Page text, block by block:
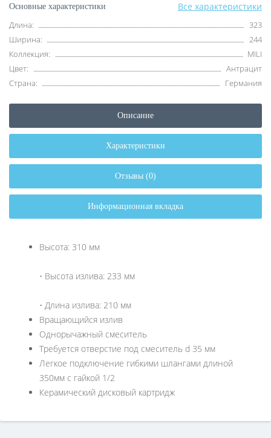
Основные характеристики Все характеристики
Длина:
323
Ширина:
244
Коллекция:
MILI
Цвет:
Антрацит
Страна:
Германия
Описание
Характеристики
Отзывы (0)
Информационная вкладка
Высота: 310 мм
• Высота излива: 233 мм
• Длина излива: 210 мм
Вращающийся излив
Однорычажный смеситель
Требуется отверстие под смеситель d 35 мм
Легкое подключение гибкими шлангами длиной
350мм с гайкой 1/2
Керамический дисковый картридж